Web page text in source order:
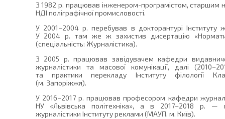
З 1982 р. працював інженером-програмістом, старшим
НДІ поліграфічної промисловості.
У 2001–2004 р. перебував в докторантурі Інституту
У 2004 р. там же ж захистив дисертацію
(спеціальність: Журналістика).
З 2005 р. працював завідувачем кафедри
журналістики та масової комунікації, далі
та практики перекладу Інституту філології
(м. Запоріжжя).
У 2016–2017 р. працював професором кафедри
НУ «Львівська політехніка», а в 2017–2018 р. —
журналістики Інституту реклами (МАУП, м. Київ).